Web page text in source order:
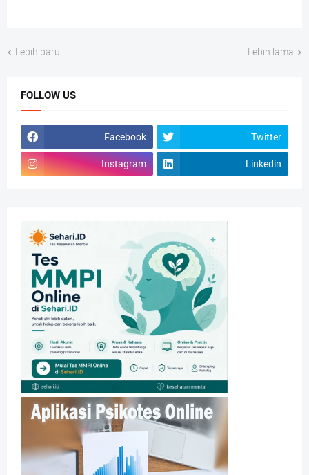
Lebih baru Lebih lama
FOLLOW US
Facebook Twitter
Instagram Linkedin